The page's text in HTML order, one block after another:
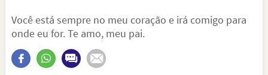
Você está sempre no meu coração e irá comigo para
onde eu for. Te amo, meu pai.